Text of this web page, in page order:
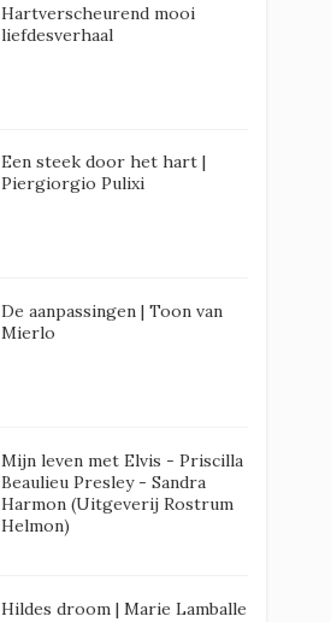
Hartverscheurend mooi
liefdesverhaal
Een steek door het hart |
Piergiorgio Pulixi
De aanpassingen | Toon van
Mierlo
Mijn leven met Elvis - Priscilla
Beaulieu Presley - Sandra
Harmon (Uitgeverij Rostrum
Helmon)
Hildes droom | Marie Lamballe